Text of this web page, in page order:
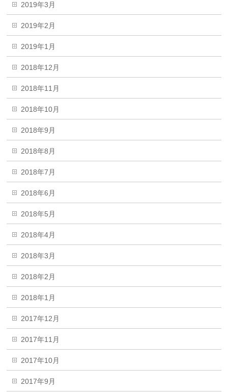
2019年3月
2019年2月
2019年1月
2018年12月
2018年11月
2018年10月
2018年9月
2018年8月
2018年7月
2018年6月
2018年5月
2018年4月
2018年3月
2018年2月
2018年1月
2017年12月
2017年11月
2017年10月
2017年9月